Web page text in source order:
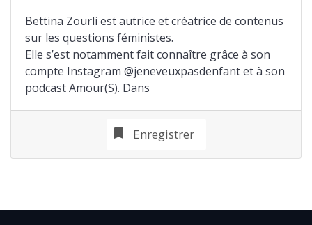
Bettina Zourli est autrice et créatrice de contenus
sur les questions féministes.
Elle s’est notamment fait connaître grâce à son
compte Instagram @jeneveuxpasdenfant et à son
podcast Amour(S). Dans
Enregistrer